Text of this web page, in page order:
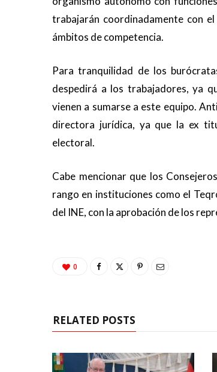
trabajarán coordinadamente con
ámbitos de competencia.
Para tranquilidad de los
despedirá a los trabajadores, ya
vienen a sumarse a este equipo.
directora jurídica, ya que la ex
electoral.
Cabe mencionar que los
rango en instituciones como el
del INE, con la aprobación de los
0
RELATED POSTS